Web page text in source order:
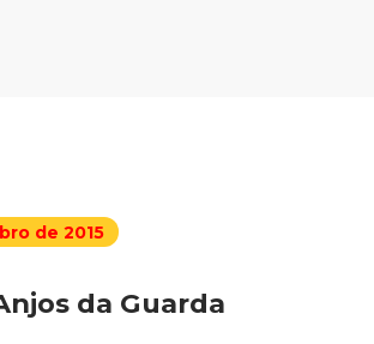
de 2015
da Guarda